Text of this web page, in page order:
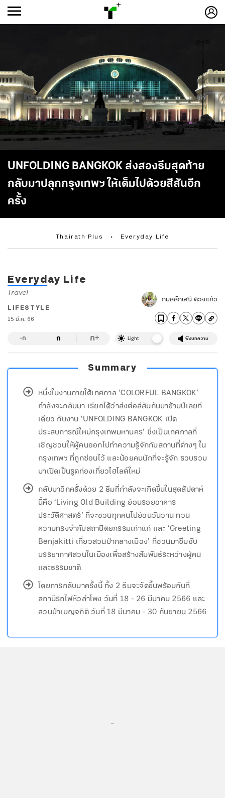
UNFOLDING BANGKOK ส่งสองธีมสุดท้าย
กลับมาปลุกกรุงเทพฯ ให้เต็มไปด้วยสีสันอีก
ครั้ง
Thairath Plus › Everyday Life
-ก
Everyday Life
Travel
LIFESTYLE
15 มี.ค. 66
กมลลักษณ์ ดวงแก้ว
-ก ก ก+ Light ฟังบทความ
Summary
หนึ่งในงานภายใต้เทศกาล ‘COLORFUL BANGKOK’
กำลังจะกลับมา เรียกได้ว่าส่งต่อสีสันกันมาข้ามปีเลยที
เดียว กับงาน ‘UNFOLDING BANGKOK เปิด
ประสบการณ์ใหม่กรุงเทพมหานคร’ ซึ่งเป็นเทศกาลที่
เชิญชวนให้ผู้คนออกไปทำความรู้จักกับสถานที่ต่างๆ ใน
กรุงเทพฯ ที่ถูกซ่อนไว้ และน้อยคนนักที่จะรู้จัก รวบรวม
มาเปิดเป็นรูตท่องเที่ยวไฮไลต์ใหม่
กลับมาอีกครั้งด้วย 2 ธีมที่กำลังจะเกิดขึ้นในสุดสัปดาห์
นี้คือ ‘Living Old Building ย้อนรอยอาคาร
ประวัติศาสตร์’ ที่จะชวนทุกคนไปย้อนวันวาน ทวน
ความทรงจำกับสถาปัตยกรรมเก่าแก่ และ ‘Greeting
Benjakitti เที่ยวสวนป่ากลางเมือง’ ที่ชวนมาซึมซับ
บรรยากาศสวนในเมืองเพื่อสร้างสัมพันธ์ระหว่างผู้คน
และธรรมชาติ
โดยการกลับมาครั้งนี้ ทั้ง 2 ธีมจะจัดขึ้นพร้อมกันที่
สถานีรถไฟหัวลำโพง วันที่ 18 - 26 มีนาคม 2566 และ
สวนป่าเบญจกิติ วันที่ 18 มีนาคม - 30 กันยายน 2566
...